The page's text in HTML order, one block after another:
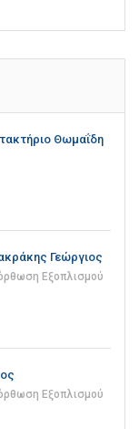
Θωμαΐδη
Γεώργιος
Εξοπλισμού
Εξοπλισμού